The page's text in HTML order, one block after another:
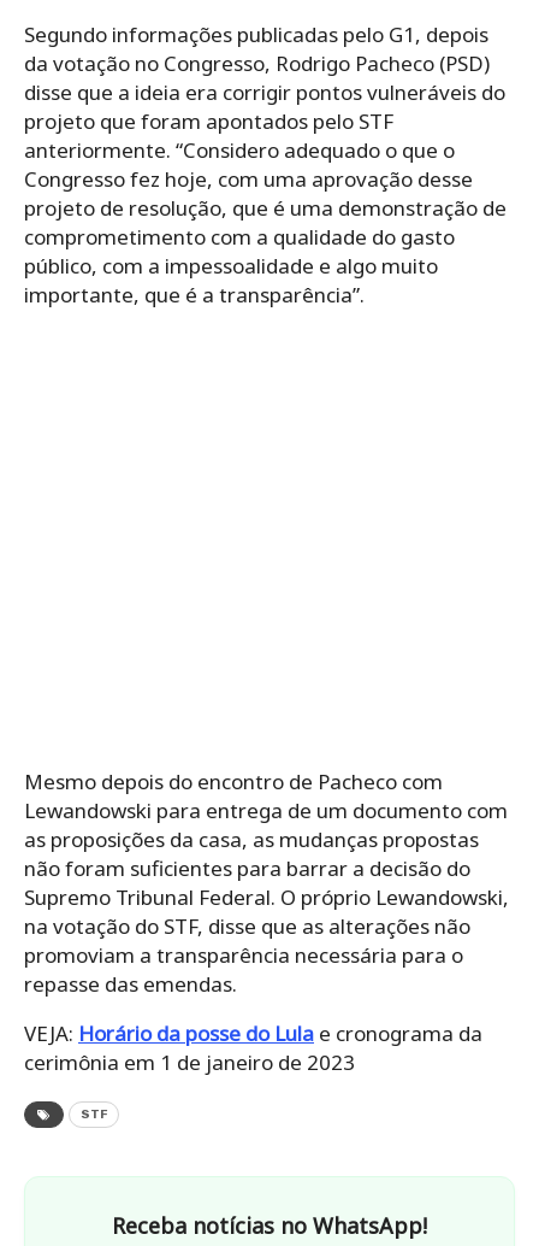
Segundo informações publicadas pelo G1, depois
da votação no Congresso, Rodrigo Pacheco (PSD)
disse que a ideia era corrigir pontos vulneráveis do
projeto que foram apontados pelo STF
anteriormente. “Considero adequado o que o
Congresso fez hoje, com uma aprovação desse
projeto de resolução, que é uma demonstração de
comprometimento com a qualidade do gasto
público, com a impessoalidade e algo muito
importante, que é a transparência”.
Mesmo depois do encontro de Pacheco com
Lewandowski para entrega de um documento com
as proposições da casa, as mudanças propostas
não foram suficientes para barrar a decisão do
Supremo Tribunal Federal. O próprio Lewandowski,
na votação do STF, disse que as alterações não
promoviam a transparência necessária para o
repasse das emendas.
VEJA: Horário da posse do Lula e cronograma da
cerimônia em 1 de janeiro de 2023
STF
Receba notícias no WhatsApp!